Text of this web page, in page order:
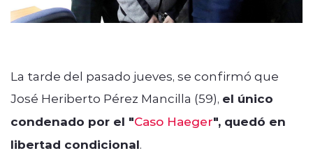
La tarde del pasado jueves, se confirmó que
José Heriberto Pérez Mancilla (59), el único
condenado por el "Caso Haeger", quedó en
libertad condicional.